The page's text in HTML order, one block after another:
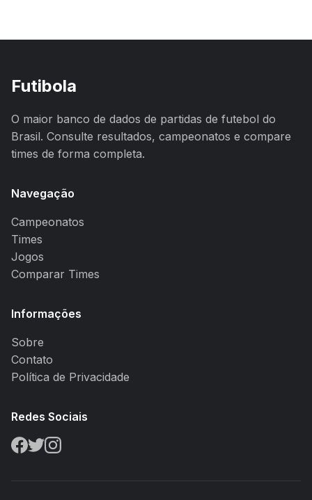
Futibola
O maior banco de dados de partidas de futebol do
Brasil. Consulte resultados, campeonatos e compare
times de forma completa.
Navegação
Campeonatos
Times
Jogos
Comparar Times
Informações
Sobre
Contato
Política de Privacidade
Redes Sociais